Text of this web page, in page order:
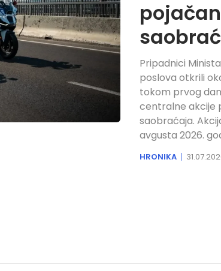
Pripadnici
poslova otkrili
tokom prvog
centralne akcije
saobraćaja.
avgusta 2026.
HRONIKA